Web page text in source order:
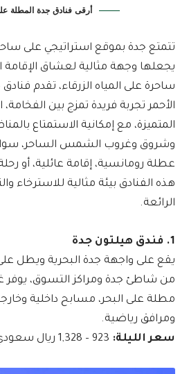
أرقى فنادق جدة المطلة
تتمتع جدة بموقع استراتيجي على
يجعلها وجهة مثالية لعشاق الإقامة
ساحرة على المياه الزرقاء، تقدم
الأحمر تجربة فريدة تمزج بين الفخامة،
المتميزة، مع إمكانية الاستمتاع
وشروق وغروب الشمس الساحر،
عطلة رومانسية، إقامة عائلية، أو
هذه الفنادق بيئة مثالية للاسترخاء
الرائعة.
1. فندق هيلتون جدة
يقع على واجهة جدة البحرية ويطل على
من شاطئ جدة ومراكز التسوق، يوفر
مطلة على البحر، مسابح داخلية
ومرافق رياضية.
سعر الليلة: